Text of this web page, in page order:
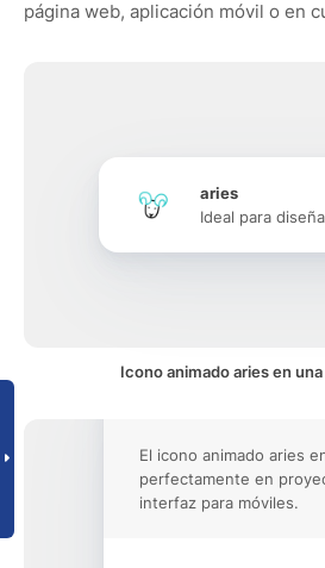
página web, aplicación móvil o en
aries
Ideal para
Icono animado aries en
El icono animado aries
perfectamente en
interfaz para móviles.